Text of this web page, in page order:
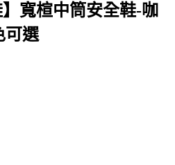
】寬楦中筒安全鞋-咖
可選